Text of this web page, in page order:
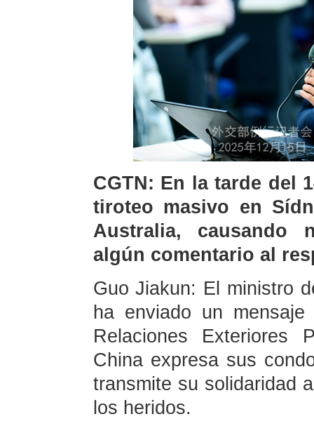
CGTN: En la tarde del
tiroteo masivo en
Australia, causando
algún comentario al
Guo Jiakun: El ministro
ha enviado un
Relaciones Exteriores
China expresa sus
transmite su solidaridad
los heridos.